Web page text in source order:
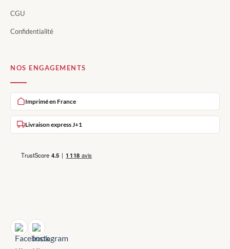
CGU
Confidentialité
NOS ENGAGEMENTS
Imprimé en France
Livraison express J+1